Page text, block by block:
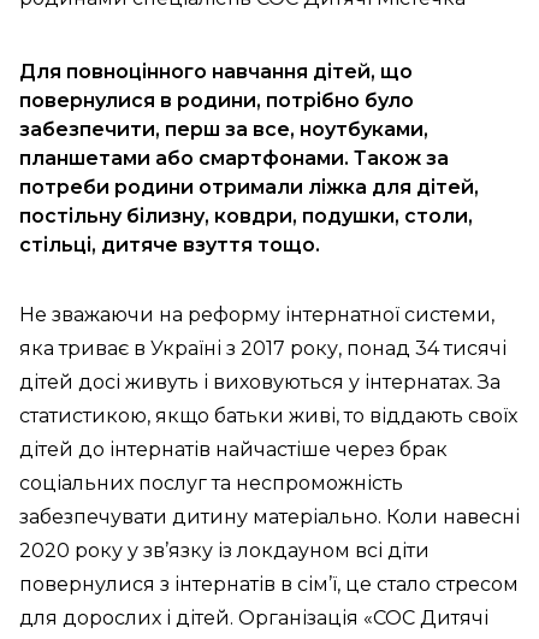
Для повноцінного навчання дітей, що
повернулися в родини, потрібно було
забезпечити, перш за все, ноутбуками,
планшетами або смартфонами. Також за
потреби родини отримали ліжка для дітей,
постільну білизну, ковдри, подушки, столи,
стільці, дитяче взуття тощо.
Не зважаючи на реформу інтернатної системи,
яка триває в Україні з 2017 року, понад 34 тисячі
дітей досі живуть і виховуються у інтернатах. За
статистикою, якщо батьки живі, то віддають своїх
дітей до інтернатів найчастіше через брак
соціальних послуг та неспроможність
забезпечувати дитину матеріально. Коли навесні
2020 року у зв’язку із локдауном всі діти
повернулися з інтернатів в сім’ї, це стало стресом
для дорослих і дітей. Організація «СОС Дитячі